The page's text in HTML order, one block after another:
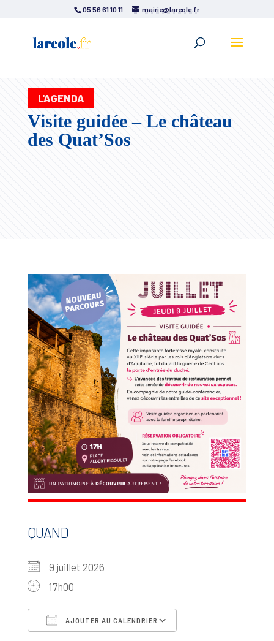
05 56 61 10 11 mairie@lareole.fr
L'AGENDA
Visite guidée – Le château
des Quat’Sos
QUAND
9 juillet 2026
17h00
AJOUTER AU CALENDRIER